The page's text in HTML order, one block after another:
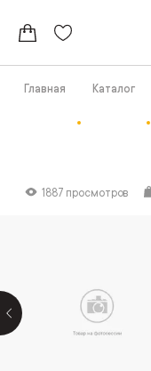
Главная Каталог
1887 просмотров